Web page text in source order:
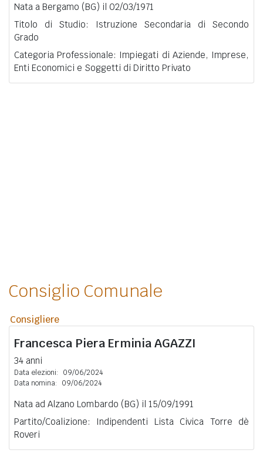
Nata a Bergamo (BG) il 02/03/1971
Titolo di Studio: Istruzione Secondaria di Secondo
Grado
Categoria Professionale: Impiegati di Aziende, Imprese,
Enti Economici e Soggetti di Diritto Privato
Consiglio Comunale
Consigliere
Francesca Piera ErminiaAGAZZI
34 anni
Data elezioni:
09/06/2024
Data nomina:
09/06/2024
Nata ad Alzano Lombardo (BG) il 15/09/1991
Partito/Coalizione: Indipendenti Lista Civica Torre dè
Roveri